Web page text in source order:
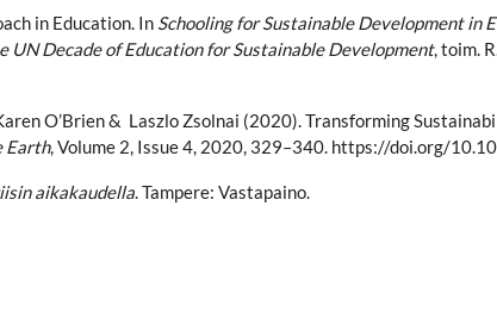
in Education. In Schooling for Sustainable Development in
UN Decade of Education for Sustainable Development, toim.
O’Brien & Laszlo Zsolnai (2020). Transforming
Earth, Volume 2, Issue 4, 2020, 329–340. https://doi.org/
aikakaudella. Tampere: Vastapaino.